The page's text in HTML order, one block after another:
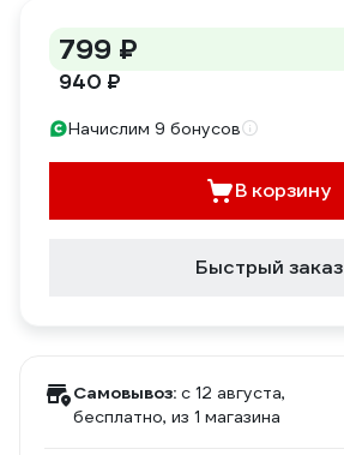
799 ₽
940 ₽
Начислим 9 бонусов
В корзину
Быстрый заказ
Самовывоз: c 12 августа,
бесплатно, из 1 магазина